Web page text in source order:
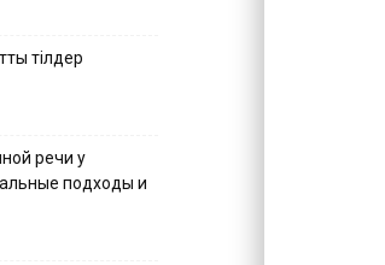
тілдер
речи у
подходы и